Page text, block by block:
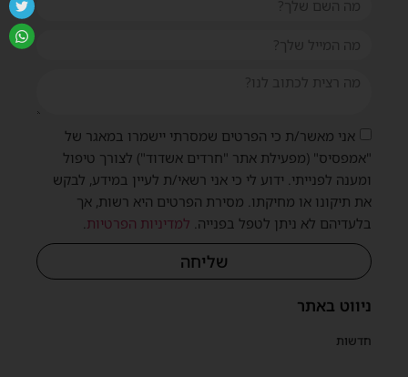
ניווט באתר
חדשות
אני מאשר/ת כי הפרטים שמסרתי יישמרו במאגר של
"אמפסיס" (מפעילת אתר "חרדים אשדוד") לצורך טיפול
ומענה לפנייתי. ידוע לי כי אני רשאי/ת לעיין במידע, לבקש
את תיקונו או מחיקתו. מסירת הפרטים היא רשות, אך
בלעדיהם לא ניתן לטפל בפנייה. למדיניות הפרטיות
שליחה